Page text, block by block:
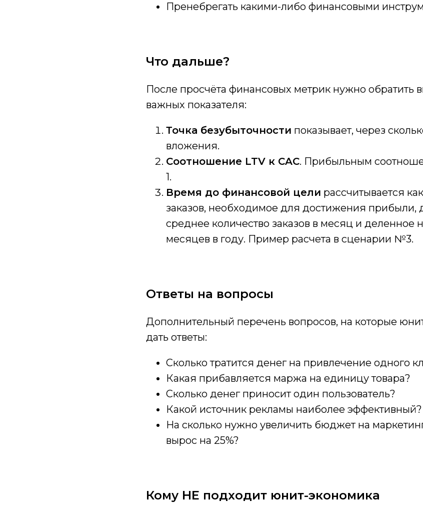
Пренебрегать какими-либо финансовыми
Что дальше?
После просчёта финансовых метрик нужно обратить
важных показателя:
Точка безубыточности показывает, через
вложения.
Соотношение LTV к CAC. Прибыльным
1.
Время до финансовой цели рассчитывается
заказов, необходимое для достижения прибыли,
среднее количество заказов в месяц и деленное
месяцев в году. Пример расчета в сценарии №3.
Ответы на вопросы
Дополнительный перечень вопросов, на которые
дать ответы:
Сколько тратится денег на привлечение одного
Какая прибавляется маржа на единицу товара?
Сколько денег приносит один пользователь?
Какой источник рекламы наиболее эффективный?
На сколько нужно увеличить бюджет на
вырос на 25%?
Кому НЕ подходит юнит-экономика